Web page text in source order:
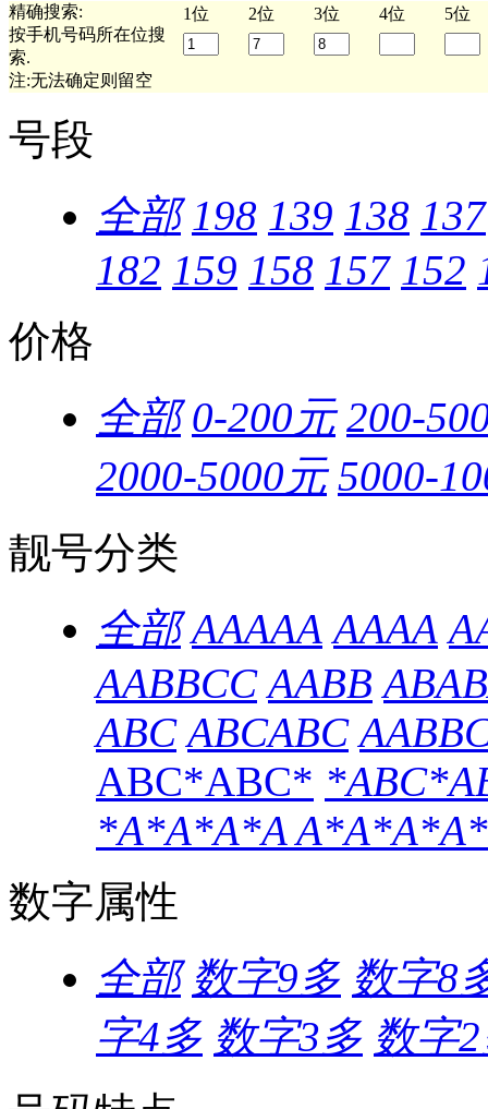
精确搜索:
按手机号码所在位搜
索.
注:无法确定则留空
1位 2位 3位 4位 5位
号段
全部 198 139 138 137
182 159 158 157 152
价格
全部 0-200元 200-
2000-5000元 5000-
靓号分类
全部 AAAAA AAAA
AABBCC AABB
ABC ABCABC
ABC*ABC*
*A*A*A*AA*A*A*A*
数字属性
全部 数字9多 数字8
字4多 数字3多 数字